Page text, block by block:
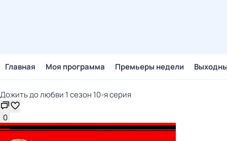
Главная Моя программа Премьеры недели
Дожить до любви 1 сезон 10-я серия
0